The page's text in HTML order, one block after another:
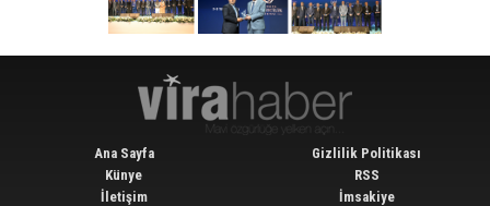
Ana Sayfa
Künye
İletişim
Gizlilik Politikası
RSS
İmsakiye